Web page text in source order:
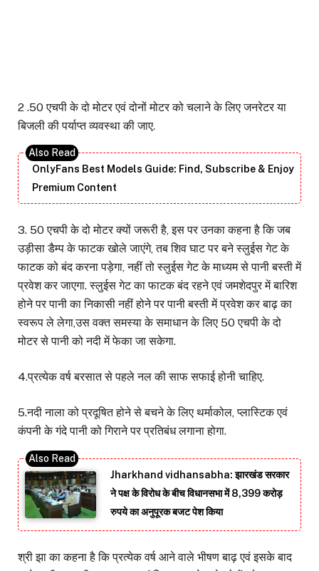
2 .50 एचपी के दो मोटर एवं दोनों मोटर को चलाने के लिए जनरेटर या
बिजली की पर्याप्त व्यवस्था की जाए.
OnlyFans Best Models Guide: Find, Subscribe & Enjoy
Premium Content
3. 50 एचपी के दो मोटर क्यों जरूरी है, इस पर उनका कहना है कि जब
उड़ीसा डैम्प के फाटक खोले जाएंगे, तब शिव घाट पर बने स्लुईस गेट के
फाटक को बंद करना पड़ेगा, नहीं तो स्लुईस गेट के माध्यम से पानी बस्ती में
प्रवेश कर जाएगा. स्लुईस गेट का फाटक बंद रहने एवं जमशेदपुर में बारिश
होने पर पानी का निकासी नहीं होने पर पानी बस्ती में प्रवेश कर बाढ़ का
स्वरूप ले लेगा,उस वक्त समस्या के समाधान के लिए 50 एचपी के दो
मोटर से पानी को नदी में फेका जा सकेगा.
4.प्रत्येक वर्ष बरसात से पहले नल की साफ सफाई होनी चाहिए.
5.नदी नाला को प्रदूषित होने से बचने के लिए थर्माकोल, प्लास्टिक एवं
कंपनी के गंदे पानी को गिराने पर प्रतिबंध लगाना होगा.
Jharkhand vidhansabha: झारखंड सरकार
ने पक्ष के विरोध के बीच विधानसभा में 8,399 करोड़
रुपये का अनुपूरक बजट पेश किया
श्री झा का कहना है कि प्रत्येक वर्ष आने वाले भीषण बाढ़ एवं इसके बाद